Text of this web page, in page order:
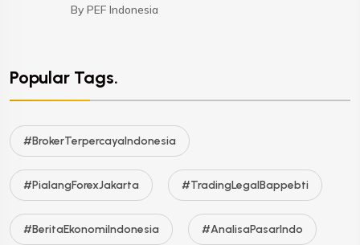
By PEF Indonesia
Popular Tags.
#BrokerTerpercayaIndonesia
#PialangForexJakarta #TradingLegalBappebti
#BeritaEkonomiIndonesia #AnalisaPasarIndo